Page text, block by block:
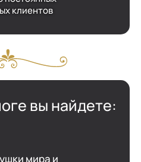
клиентов
вы найдете:
мира и